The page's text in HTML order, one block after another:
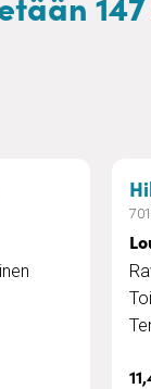
Hierontaa ja